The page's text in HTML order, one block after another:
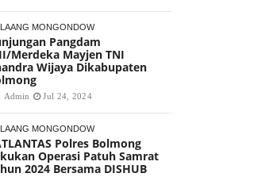
MONGONDOW
Pangdam
Merdeka Mayjen TNI
Wijaya Dikabupaten
Admin Jul 24, 2024
MONGONDOW
Polres Bolmong
Operasi Patuh Samrat
2024 Bersama DISHUB